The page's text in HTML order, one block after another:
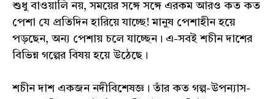
শুধু বাওয়ালি নয়, সময়ের সঙ্গে সঙ্গে এরকম আরও কত কত
পেশা যে প্রতিদিন হারিয়ে যাচ্ছে! মানুষ পেশাহীন হয়ে
পড়ছেন, অন্য পেশায় চলে যাচ্ছেন। এ-সবই শচীন দাশের
বিভিন্ন গল্পের বিষয় হয়ে উঠেছে।
শচীন দাশ একজন নদীবিশেষজ্ঞ। তাঁর কত গল্প-উপন্যাস-